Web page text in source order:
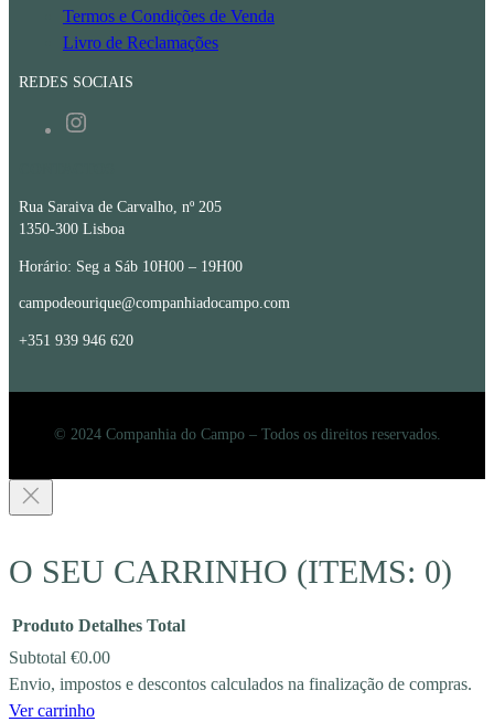
Termos e Condições de Venda
Livro de Reclamações
REDES SOCIAIS
Rua Saraiva de Carvalho, nº 205
1350-300 Lisboa
Horário: Seg a Sáb 10H00 – 19H00
campodeourique@companhiadocampo.com
+351 939 946 620
© 2024 Companhia do Campo – Todos os direitos reservados.
O SEU CARRINHO (ITEMS: 0)
PRODUCTS
Produto Detalhes Total
Subtotal €0.00
Envio, impostos e descontos calculados na finalização de compras.
Ver carrinho